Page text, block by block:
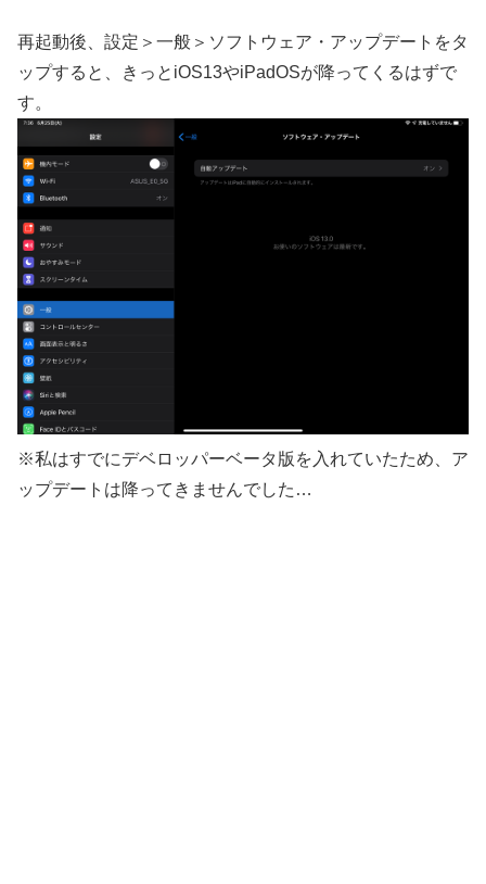
再起動後、設定＞一般＞ソフトウェア・アップデートをタ
ップすると、きっとiOS13やiPadOSが降ってくるはずで
す。
※私はすでにデベロッパーベータ版を入れていたため、ア
ップデートは降ってきませんでした…